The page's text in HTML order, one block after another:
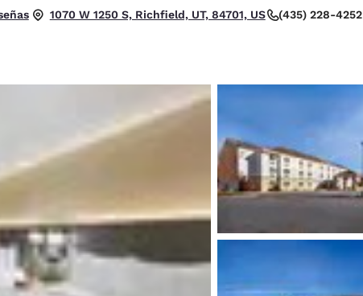
Germany
English
France
English
Italia
Excelente.
1070 W 1250 S, Richfield, UT, 84701, US (435) 228-4252